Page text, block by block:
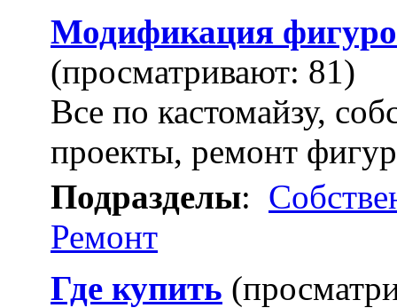
Модификация
(просматривают: 81)
Все по кастомайзу,
проекты, ремонт
Подразделы:
Ремонт
Где купить